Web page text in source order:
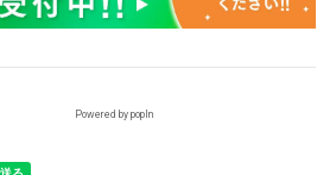
Powered by popIn